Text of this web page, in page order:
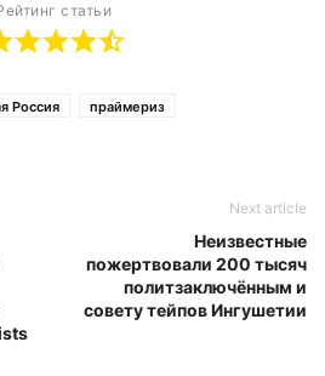
статьи
Россия
праймериз
Next article
Неизвестные
пожертвовали 200 тысяч
политзаключённым и
совету тейпов Ингушетии